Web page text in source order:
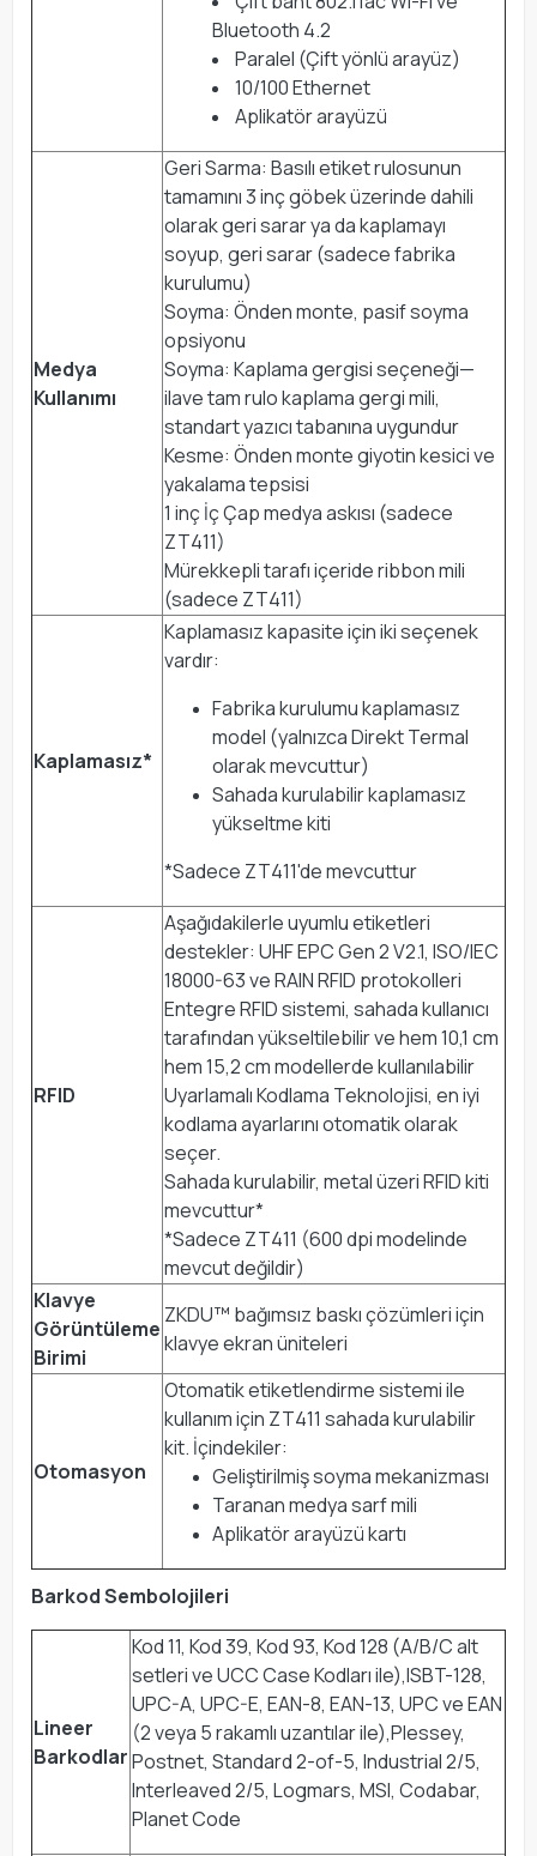
Bluetooth 4.2
Paralel (Çift yönlü arayüz)
10/100 Ethernet
Aplikatör arayüzü
Medya
Kullanımı
Geri Sarma: Basılı etiket rulosunun
tamamını 3 inç göbek üzerinde dahili
olarak geri sarar ya da kaplamayı
soyup, geri sarar (sadece fabrika
kurulumu)
Soyma: Önden monte, pasif soyma
opsiyonu
Soyma: Kaplama gergisi seçeneği—
ilave tam rulo kaplama gergi mili,
standart yazıcı tabanına uygundur
Kesme: Önden monte giyotin kesici ve
yakalama tepsisi
1 inç İç Çap medya askısı (sadece
ZT411)
Mürekkepli tarafı içeride ribbon mili
(sadece ZT411)
Kaplamasız*
Kaplamasız kapasite için iki seçenek
vardır:
Fabrika kurulumu kaplamasız
model (yalnızca Direkt Termal
olarak mevcuttur)
Sahada kurulabilir kaplamasız
yükseltme kiti
*Sadece ZT411'de mevcuttur
RFID
Aşağıdakilerle uyumlu etiketleri
destekler: UHF EPC Gen 2 V2.1, ISO/IEC
18000-63 ve RAIN RFID protokolleri
Entegre RFID sistemi, sahada kullanıcı
tarafından yükseltilebilir ve hem 10,1 cm
hem 15,2 cm modellerde kullanılabilir
Uyarlamalı Kodlama Teknolojisi, en iyi
kodlama ayarlarını otomatik olarak
seçer.
Sahada kurulabilir, metal üzeri RFID kiti
mevcuttur*
*Sadece ZT411 (600 dpi modelinde
mevcut değildir)
Klavye
Görüntüleme
Birimi
ZKDU™ bağımsız baskı çözümleri için
klavye ekran üniteleri
Otomasyon
Otomatik etiketlendirme sistemi ile
kullanım için ZT411 sahada kurulabilir
kit. İçindekiler:
Geliştirilmiş soyma mekanizması
Taranan medya sarf mili
Aplikatör arayüzü kartı
Barkod Sembolojileri
Lineer
Barkodlar
Kod 11, Kod 39, Kod 93, Kod 128 (A/B/C alt
setleri ve UCC Case Kodları ile),ISBT-128,
UPC-A, UPC-E, EAN-8, EAN-13, UPC ve EAN
(2 veya 5 rakamlı uzantılar ile),Plessey,
Postnet, Standard 2-of-5, Industrial 2/5,
Interleaved 2/5, Logmars, MSI, Codabar,
Planet Code